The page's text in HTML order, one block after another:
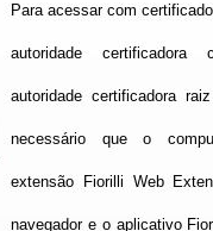
Para acessar com
autoridade certificadora
autoridade certificadora
necessário que o
extensão Fiorilli Web
navegador e o aplicativo